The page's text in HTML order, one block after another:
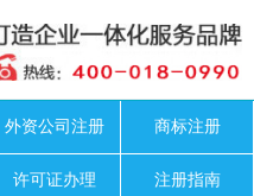
外资公司注册 商标注册
许可证办理 注册指南